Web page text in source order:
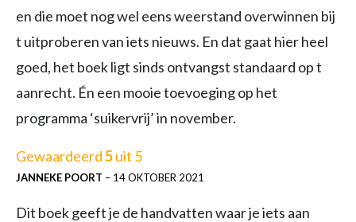
en die moet nog wel eens weerstand overwinnen bij
t uitproberen van iets nieuws. En dat gaat hier heel
goed, het boek ligt sinds ontvangst standaard op t
aanrecht. Én een mooie toevoeging op het
programma ‘suikervrij’ in november.
Gewaardeerd5uit 5
JANNEKE POORT – 14 OKTOBER 2021
Dit boek geeft je de handvatten waar je iets aan